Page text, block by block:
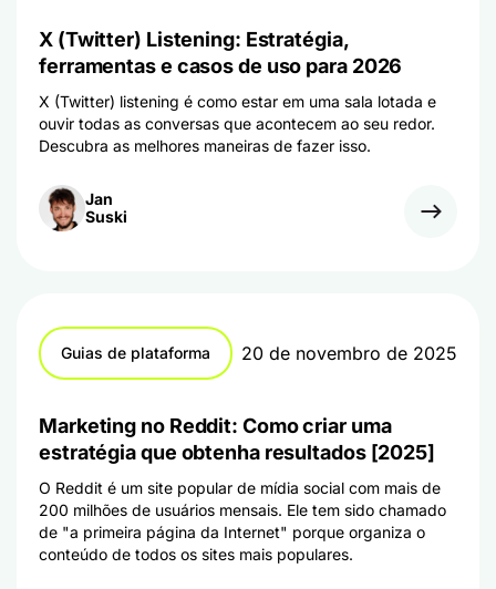
X (Twitter) Listening: Estratégia,
ferramentas e casos de uso para 2026
X (Twitter) listening é como estar em uma sala lotada e
ouvir todas as conversas que acontecem ao seu redor.
Descubra as melhores maneiras de fazer isso.
Jan
Suski
Guias de plataforma 20 de novembro de 2025
Marketing no Reddit: Como criar uma
estratégia que obtenha resultados [2025]
O Reddit é um site popular de mídia social com mais de
200 milhões de usuários mensais. Ele tem sido chamado
de "a primeira página da Internet" porque organiza o
conteúdo de todos os sites mais populares.